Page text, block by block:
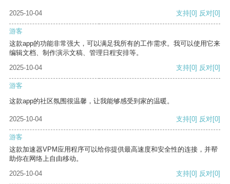
2025-10-04 支持[0] 反对[0]
游客
这款app的功能非常强大，可以满足我所有的工作需求。我可以使用它来
编辑文档、制作演示文稿、管理日程安排等。
2025-10-04
支持[0] 反对[0]
游客
这款app的社区氛围很温馨，让我能够感受到家的温暖。
2025-10-04 支持[0] 反对[0]
游客
这款加速器VPM应用程序可以给你提供最高速度和安全性的连接，并帮
助你在网络上自由移动。
2025-10-04
支持[0] 反对[0]